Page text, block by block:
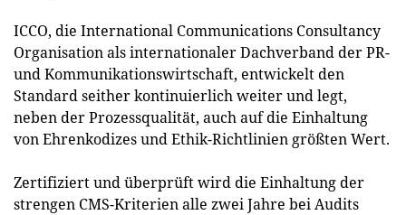
ICCO, die International Communications Consultancy
Organisation als internationaler Dachverband der PR-
und Kommunikationswirtschaft, entwickelt den
Standard seither kontinuierlich weiter und legt,
neben der Prozessqualität, auch auf die Einhaltung
von Ehrenkodizes und Ethik-Richtlinien größten Wert.
Zertifiziert und überprüft wird die Einhaltung der
strengen CMS-Kriterien alle zwei Jahre bei Audits